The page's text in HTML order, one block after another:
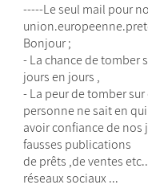
-----Le seul mail pour
Bonjour ;
- La chance de tomber
jours en jours ,
- La peur de tomber
personne ne sait en qui
avoir confiance de nos
fausses publications
de prêts ,de ventes
réseaux sociaux ...